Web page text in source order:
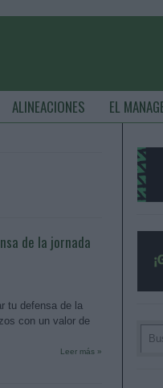
ALINEACIONES EL
de la jornada
tu defensa de la
con un valor de
Leer más »